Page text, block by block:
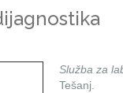
Služba za
Tešanj.